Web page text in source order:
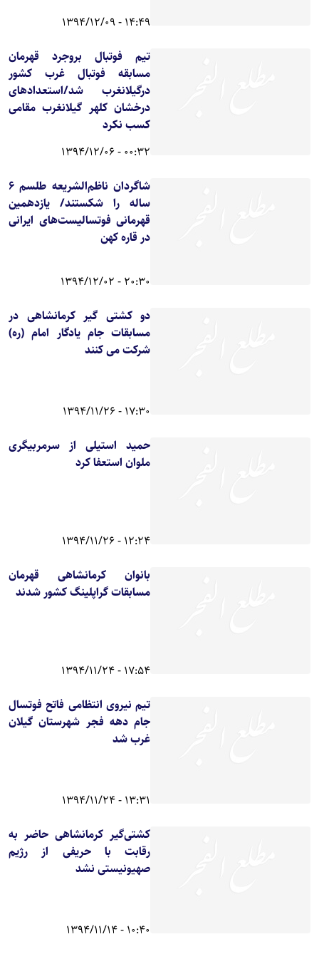
14:49 - 1394/12/09
تیم فوتبال بروجرد قهرمان
مسابقه فوتبال غرب کشور
درگیلانغرب شد/استعدادهای
درخشان کلهر گیلانغرب مقامی
کسب نکرد
00:32 - 1394/12/06
شاگردان ناظم‌الشریعه طلسم 6
ساله را شکستند/ یازدهمین
قهرمانی فوتسالیست‌های ایرانی
در قاره کهن
20:30 - 1394/12/02
دو کشتی گیر کرمانشاهی در
مسابقات جام یادگار امام (ره)
شرکت می کنند
17:30 - 1394/11/26
حمید استیلی از سرمربیگری
ملوان استعفا کرد
12:24 - 1394/11/26
بانوان کرمانشاهی قهرمان
مسابقات گراپلینگ کشور شدند
17:54 - 1394/11/24
تیم نیروی انتظامی فاتح فوتسال
جام دهه فجر شهرستان گیلان
غرب شد
13:31 - 1394/11/24
کشتی‌گیر کرمانشاهی حاضر به
رقابت با حریفی از رژیم
صهیونیستی نشد
10:40 - 1394/11/14